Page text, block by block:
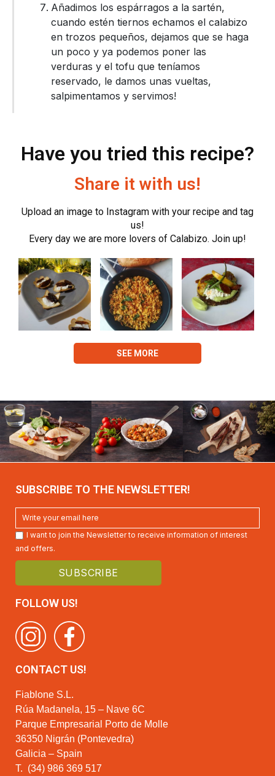
Añadimos los espárragos a la sartén,
cuando estén tiernos echamos el calabizo
en trozos pequeños, dejamos que se haga
un poco y ya podemos poner las
verduras y el tofu que teníamos
reservado, le damos unas vueltas,
salpimentamos y servimos!
Have you tried this recipe?
Share it with us!
Upload an image to Instagram with your recipe and tag
us!
Every day we are more lovers of Calabizo. Join up!
SEE MORE
SUBSCRIBE TO THE NEWSLETTER!
I want to join the Newsletter to receive information of interest
and offers.
FOLLOW US!
CONTACT US!
Fiablone S.L.
Rúa Madanela, 15 – Nave 6C
Parque Empresarial Porto de Molle
36350 Nigrán (Pontevedra)
Galicia – Spain
T. (34) 986 369 517